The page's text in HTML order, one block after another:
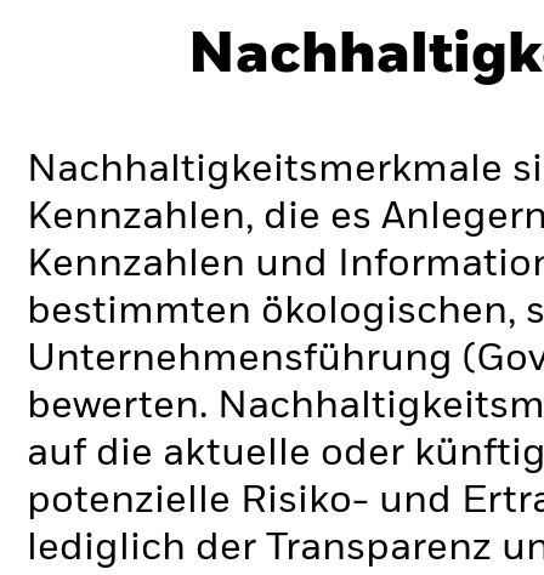
Nachhaltigkeitsmerkmale
Kennzahlen, die es
Kennzahlen und
bestimmten ökologischen,
Unternehmensführung
bewerten.
auf die aktuelle oder
potenzielle Risiko- und
lediglich der Transparenz